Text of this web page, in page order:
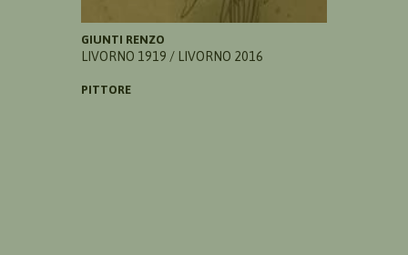
GIUNTI RENZO
LIVORNO 1919 / LIVORNO 2016
PITTORE